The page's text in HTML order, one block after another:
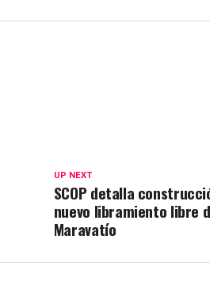
UP NEXT
SCOP detalla
nuevo libramiento libre
Maravatío